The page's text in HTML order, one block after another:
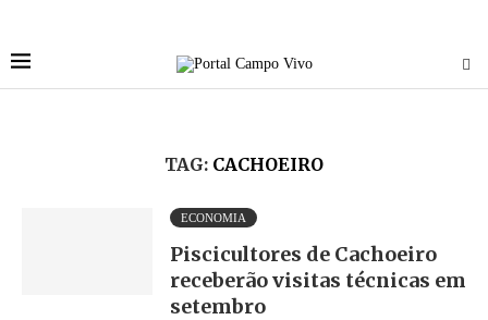
TAG: CACHOEIRO
ECONOMIA
Piscicultores de Cachoeiro
receberão visitas técnicas em
setembro